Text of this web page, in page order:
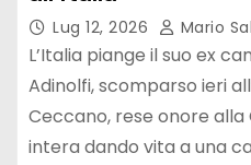
Lug 12, 2026 Mario
L’Italia piange il suo ex
Adinolfi, scomparso ieri
Ceccano, rese onore alla
intera dando vita a una